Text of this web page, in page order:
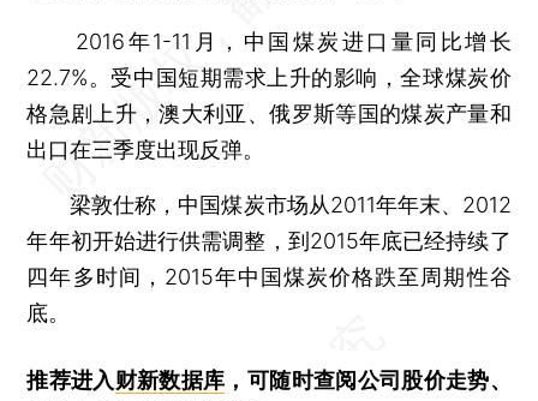
2016年1-11月，中国煤炭进口量同比增长
22.7%。受中国短期需求上升的影响，全球煤炭价
格急剧上升，澳大利亚、俄罗斯等国的煤炭产量和
出口在三季度出现反弹。
梁敦仕称，中国煤炭市场从2011年年末、2012
年年初开始进行供需调整，到2015年底已经持续了
四年多时间，2015年中国煤炭价格跌至周期性谷
底。
推荐进入财新数据库 ，可随时查阅公司股价走势、